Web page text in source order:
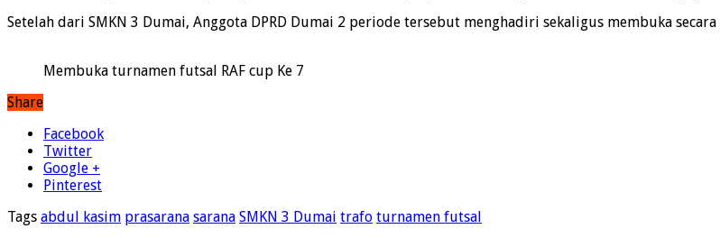
Setelah dari SMKN 3 Dumai, Anggota DPRD Dumai 2 periode tersebut menghadiri sekaligus membuka
Membuka turnamen futsal RAF cup Ke 7
Share
Facebook
Twitter
Google +
Pinterest
Tags abdul kasim prasarana sarana SMKN 3 Dumai trafo turnamen futsal